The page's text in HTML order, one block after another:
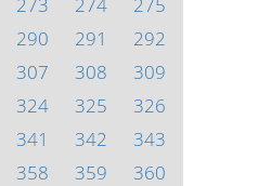
290 291
292
307 308
309
324 325
326
341 342
343
358 359
360